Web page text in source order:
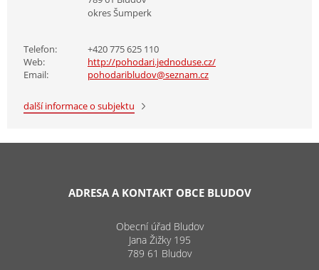
okres Šumperk
Telefon:
+420 775 625 110
Web:
http://pohodari.jednoduse.cz/
Email:
pohodaribludov@seznam.cz
další informace o subjektu
ADRESA A KONTAKT OBCE BLUDOV
Obecní úřad Bludov
Jana Žižky 195
789 61 Bludov